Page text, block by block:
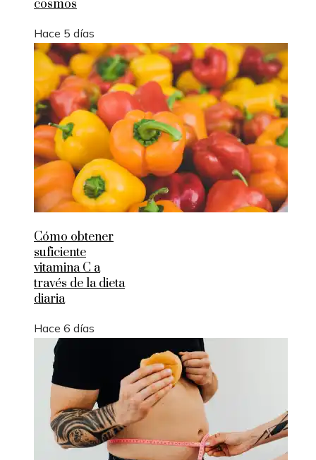
cosmos
Hace 5 días
Cómo obtener
suficiente
vitamina C a
través de la dieta
diaria
Hace 6 días